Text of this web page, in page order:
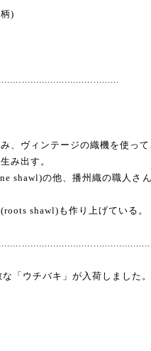
)
、ヴィンテージの織機を使って
み出す。
shawl)の他、播州織の職人さ
shawl)も作り上げている。
「ウチバキ」が入荷しました。